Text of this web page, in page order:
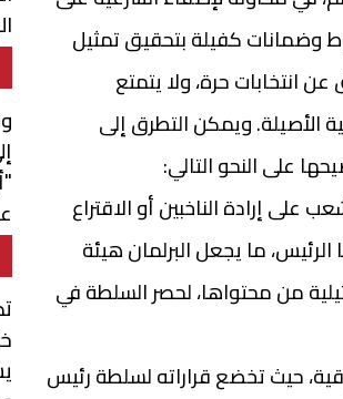
وضمانات كفيلة بتحقيق تمثيل
انتخابات حرة، ولا يتمتع
الأصيلة. ويمكن التطرق إلى
على النحو التالي:
إرادة الناخبين أو الاقتراع
ما يجعل البرلمان هيئة
من محتواها، لحصر السلطة في
حيث تخضع قراراته لسلطة رئيس